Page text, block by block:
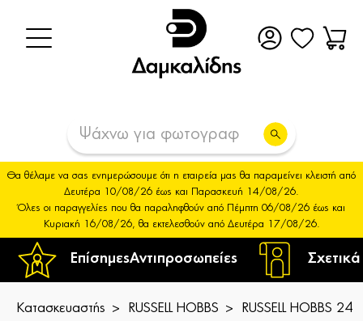
ΕπίσημεςΑντιπροσωπείες
Θα θέλαμε να σας ενημερώσουμε ότι η εταιρεία μας θα παραμείνει κλειστή από
Δευτέρα 10/08/26 έως και Παρασκευή 14/08/26.
Όλες οι παραγγελίες που θα παραληφθούν από Πέμπτη 06/08/26 έως και
Κυριακή 16/08/26, θα εκτελεσθούν από Δευτέρα 17/08/26.
Κατασκευαστής RUSSELL HOBBS RUSSELL HOBBS